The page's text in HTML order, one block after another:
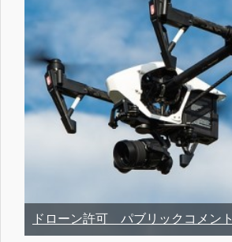
ドローン許可 パブリックコメント